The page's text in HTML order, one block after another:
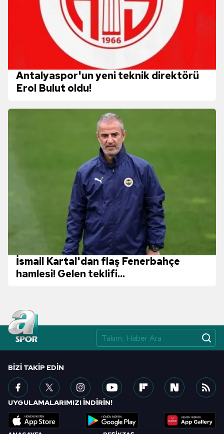
Antalyaspor'un yeni teknik direktörü
Erol Bulut oldu!
İsmail Kartal'dan flaş Fenerbahçe
hamlesi! Gelen teklifi...
BIZI TAKIP EDIN
UYGULAMALARIMIZI İNDİRİN!